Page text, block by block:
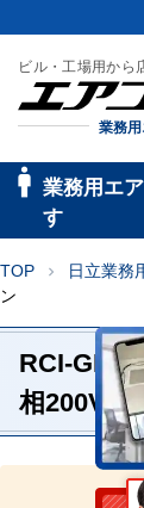
ビル・工場用から
業務
業務用エ
す
TOP chevron_right 日立業務
ン
RCI-
相200V